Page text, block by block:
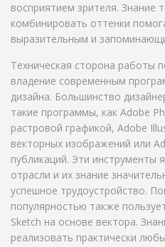
восприятием зрителя. Знание
комбинировать оттенки
выразительным и
Техническая сторона работы
владение современным
дизайна. Большинство
такие программы, как Adobe
растровой графикой, Adobe
векторных изображений или
публикаций. Эти инструменты
отрасли и их знание
успешное трудоустройство.
популярностью также
Sketch на основе вектора.
реализовать практически